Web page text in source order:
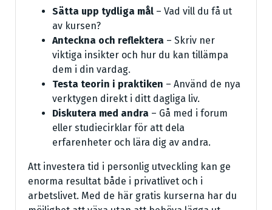
Sätta upp tydliga mål – Vad vill du få ut
av kursen?
Anteckna och reflektera – Skriv ner
viktiga insikter och hur du kan tillämpa
dem i din vardag.
Testa teorin i praktiken – Använd de nya
verktygen direkt i ditt dagliga liv.
Diskutera med andra – Gå med i forum
eller studiecirklar för att dela
erfarenheter och lära dig av andra.
Att investera tid i personlig utveckling kan ge
enorma resultat både i privatlivet och i
arbetslivet. Med de här gratis kurserna har du